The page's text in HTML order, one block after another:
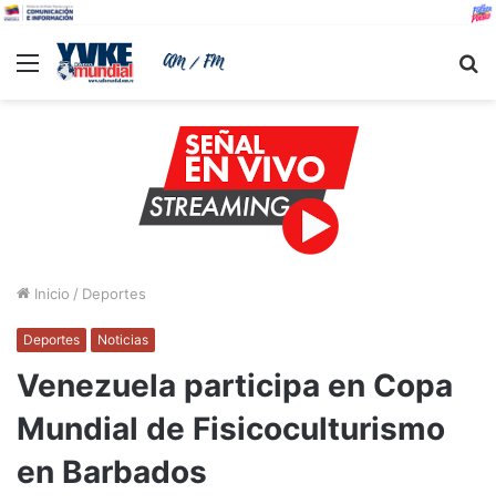
Menu
Inicio / Deportes
Deportes Noticias
Venezuela participa en Copa
Mundial de Fisicoculturismo
en Barbados